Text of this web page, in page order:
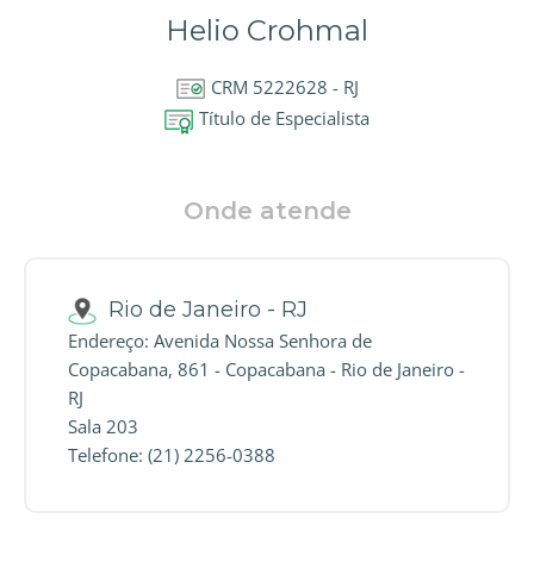
Helio Crohmal
CRM 5222628 - RJ
Título de Especialista
Onde atende
Rio de Janeiro - RJ
Endereço: Avenida Nossa Senhora de
Copacabana, 861 - Copacabana - Rio de Janeiro -
RJ
Sala 203
Telefone: (21) 2256-0388